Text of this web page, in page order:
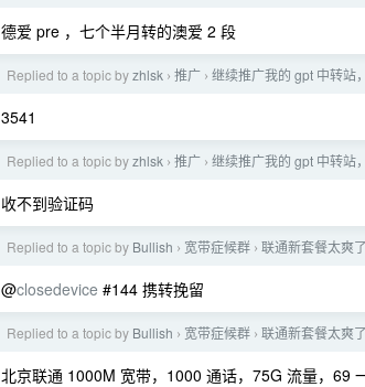
德爱 pre ，七个半月转的澳爱 2 段
Replied to a topic byzhlsk › 推广 › 继续推广我的 gpt 中转站
3541
Replied to a topic byzhlsk › 推广 › 继续推广我的 gpt 中转站
收不到验证码
Replied to a topic by Bullish › 宽带症候群 › 联通新套餐太爽
@closedevice #144 携转挽留
Replied to a topic by Bullish › 宽带症候群 › 联通新套餐太爽
北京联通 1000M 宽带，1000 通话，75G 流量，69